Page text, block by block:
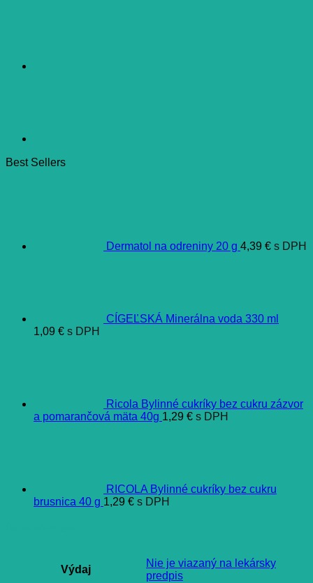
Best Sellers
Dermatol na odreniny 20 g 4,39 € s DPH
CÍGEĽSKÁ Minerálna voda 330 ml
1,09 € s DPH
Ricola Bylinné cukríky bez cukru zázvor
a pomarančová mäta 40g 1,29 € s DPH
RICOLA Bylinné cukríky bez cukru
brusnica 40 g 1,29 € s DPH
Výdaj
Nie je viazaný na lekársky
predpis